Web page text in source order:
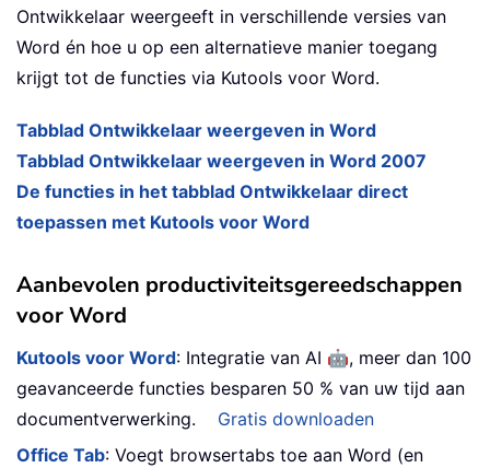
Ontwikkelaar weergeeft in verschillende versies van
Word én hoe u op een alternatieve manier toegang
krijgt tot de functies via Kutools voor Word.
Tabblad Ontwikkelaar weergeven in Word
Tabblad Ontwikkelaar weergeven in Word 2007
De functies in het tabblad Ontwikkelaar direct
toepassen met Kutools voor Word
Aanbevolen productiviteitsgereedschappen
voor Word
Kutools voor Word: Integratie van AI 🤖, meer dan 100
geavanceerde functies besparen 50 % van uw tijd aan
documentverwerking.
Gratis downloaden
Office Tab: Voegt browsertabs toe aan Word (en